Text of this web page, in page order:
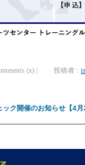
comments (x) | 投稿者 :
ク開催のお知らせ【4